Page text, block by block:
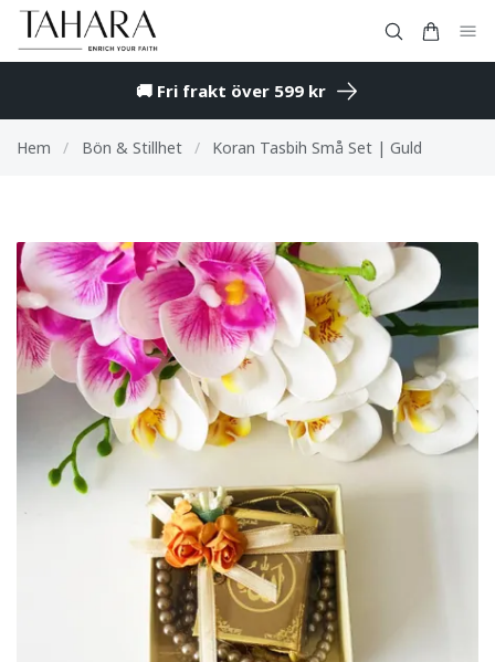
🚚 Fri frakt över 599 kr
Hem / Bön & Stillhet / Koran Tasbih Små Set | Guld